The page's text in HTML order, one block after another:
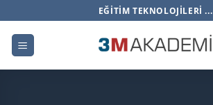
atla
EĞITIM TEKNOLOJILERI ...